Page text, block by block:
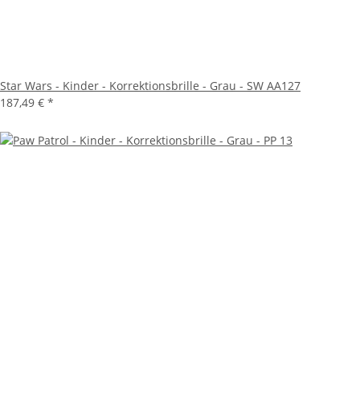
Star Wars - Kinder - Korrektionsbrille - Grau - SW AA127
187,49 € *